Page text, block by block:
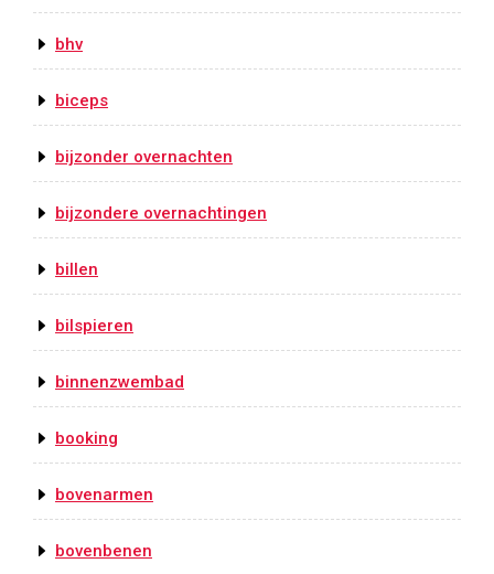
bhv
biceps
bijzonder overnachten
bijzondere overnachtingen
billen
bilspieren
binnenzwembad
booking
bovenarmen
bovenbenen